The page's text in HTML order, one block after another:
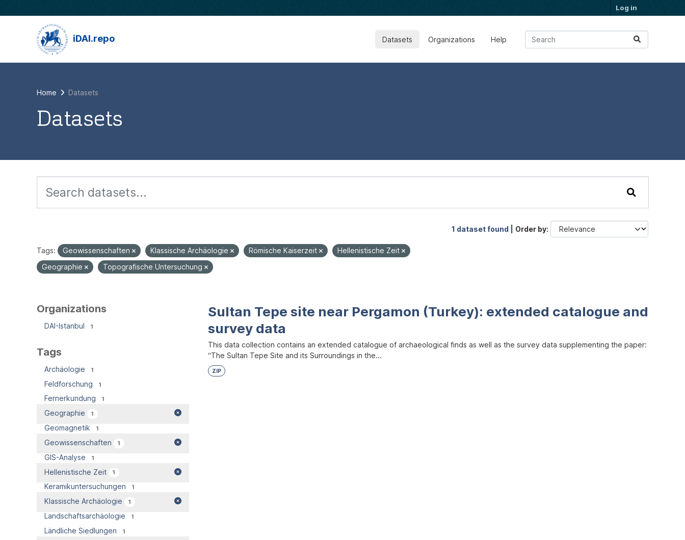
Log in
iDAI.repo Datasets Organizations Help
Home Datasets
Datasets
1 dataset found | Order by
Tags: Geowissenschaften Klassische Archäologie Römische Kaiserzeit
Hellenistische Zeit
Geographie
Topografische Untersuchung
Organizations
DAI-Istanbul 1
Tags
Archäologie 1
Feldforschung 1
Fernerkundung 1
Geographie 1
Geomagnetik 1
Geowissenschaften 1
GIS-Analyse 1
Hellenistische Zeit 1
Keramikuntersuchungen 1
Klassische Archäologie 1
Landschaftsarchäologie 1
Ländliche Siedlungen 1
Sultan Tepe site near Pergamon (Turkey): extended catalogue and
survey data
This data collection contains an extended catalogue of archaeological finds as well as the survey data supplementing the paper:
“The Sultan Tepe Site and its Surroundings in the...
ZIP